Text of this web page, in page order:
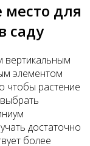
для
саду
вертикальным
элементом
чтобы растение
достаточно
более